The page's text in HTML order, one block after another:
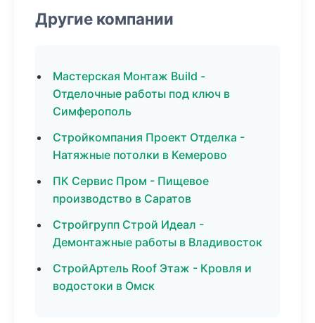
Другие компании
Мастерская Монтаж Build -
Отделочные работы под ключ в
Симферополь
Стройкомпания Проект Отделка -
Натяжные потолки в Кемерово
ПК Сервис Пром - Пищевое
производство в Саратов
Стройгрупп Строй Идеал -
Демонтажные работы в Владивосток
СтройАртель Roof Этаж - Кровля и
водостоки в Омск